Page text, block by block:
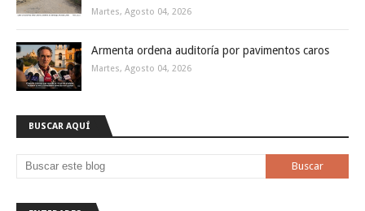
Martes, Agosto 04, 2026
Armenta ordena auditoría por pavimentos caros
Martes, Agosto 04, 2026
BUSCAR AQUÍ